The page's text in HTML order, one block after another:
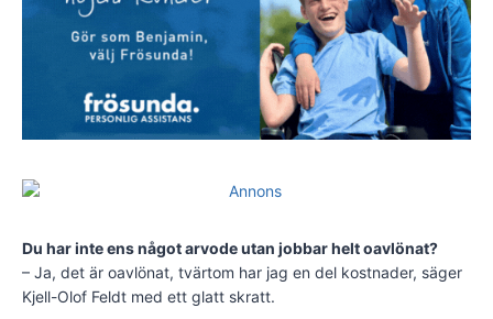
Du har inte ens något arvode utan jobbar helt oavlönat?
– Ja, det är oavlönat, tvärtom har jag en del kostnader, säger
Kjell-Olof Feldt med ett glatt skratt.